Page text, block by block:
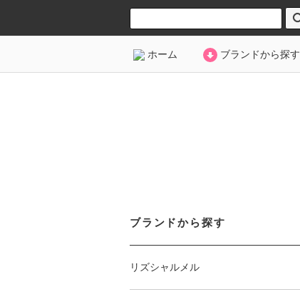
ホーム ブランドから探す
ブランドから探す
リズシャルメル